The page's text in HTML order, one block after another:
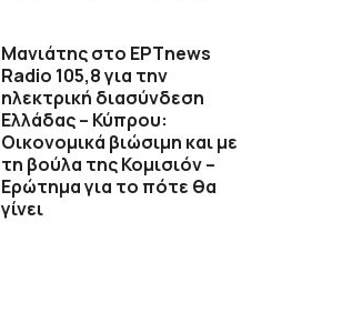
Μανιάτης στο ΕΡΤnews
Radio 105,8 για την
ηλεκτρική διασύνδεση
Ελλάδας – Κύπρου:
Οικονομικά βιώσιμη και με
τη βούλα της Κομισιόν –
Ερώτημα για το πότε θα
γίνει